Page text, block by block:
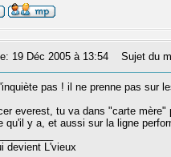
19 Déc 2005 à 13:54 Sujet du
pas ! il ne prenne pas sur
everest, tu va dans "carte
qu'il y a, et aussi sur la ligne
devient L'vieux